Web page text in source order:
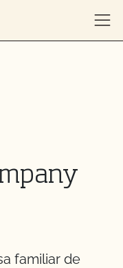
familiar de